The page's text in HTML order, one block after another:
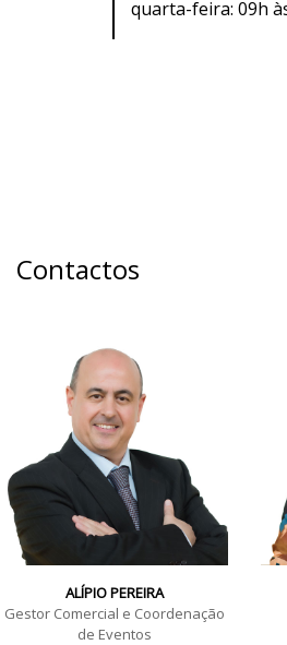
quarta-feira: 09h
Contactos
ALÍPIO PEREIRA
Gestor Comercial e Coordenação
de Eventos